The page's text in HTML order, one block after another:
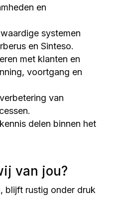
en
systemen
en Sinteso.
met klanten en
voortgang en
van
delen binnen het
van jou?
blijft rustig onder druk